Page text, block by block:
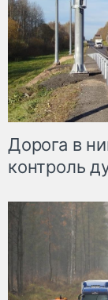
Дорога в
контроль